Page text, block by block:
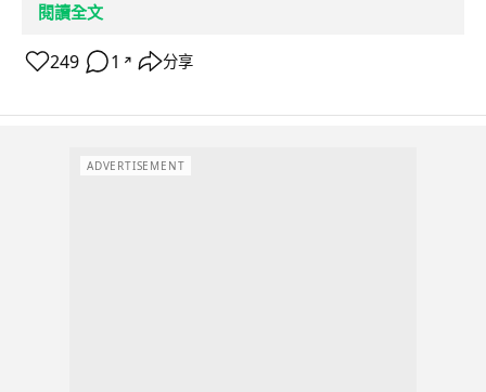
閱讀全文
249 1 ↗ 分享
ADVERTISEMENT